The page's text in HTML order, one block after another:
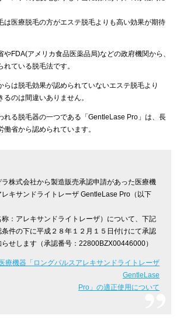
は医療脱毛の方がエステ脱毛よりも高い効果が期待
FDA(アメリカ食品医薬品局)などの政府機関から、
ている脱毛法です。
らは脱毛効果が認められていないエステ脱毛より
のは間違いありません。
れる脱毛器の一つである「GentleLase Pro」は、長
省から認められています。
株式会社から製造販売承認申請があった医療機
キサンドライトレーザ GentleLase Pro（以下
：アレキサンドライトレーザ）について、下記
件の下に平成２８年１２月１５日付けにて承認
せします（承認番号：22800BZX00446000）
療機器「ロングパルスアレキサンドライトレーザ
GentleLase
Pro」の適正使用について